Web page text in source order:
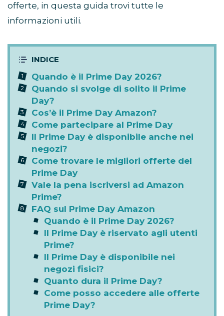
offerte, in questa guida trovi tutte le
informazioni utili.
Quando è il Prime Day 2026?
Quando si svolge di solito il Prime
Day?
Cos’è il Prime Day Amazon?
Come partecipare al Prime Day
Il Prime Day è disponibile anche nei
negozi?
Come trovare le migliori offerte del
Prime Day
Vale la pena iscriversi ad Amazon
Prime?
FAQ sul Prime Day Amazon
Quando è il Prime Day 2026?
Il Prime Day è riservato agli utenti
Prime?
Il Prime Day è disponibile nei
negozi fisici?
Quanto dura il Prime Day?
Come posso accedere alle offerte
Prime Day?